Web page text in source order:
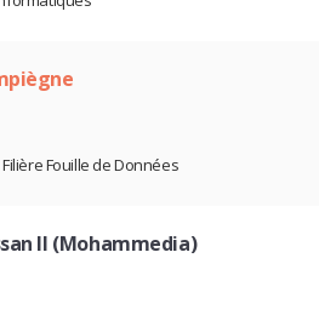
Fouille de Données
II (Mohammedia)